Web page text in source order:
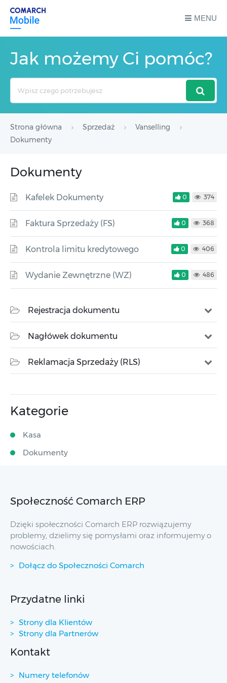
MENU
Jak możemy Ci pomóc?
Strona główna Sprzedaż
Vanselling
Dokumenty
Dokumenty
Kafelek Dokumenty 0 374
Faktura Sprzedaży (FS) 0 368
Kontrola limitu kredytowego 0 406
Wydanie Zewnętrzne (WZ) 0 486
Rejestracja dokumentu
Nagłówek dokumentu
Reklamacja Sprzedaży (RLS)
Kategorie
Kasa
Dokumenty
Społeczność Comarch ERP
Dzięki społeczności Comarch ERP rozwiązujemy
problemy, dzielimy się pomysłami oraz informujemy o
nowościach.
Dołącz do Społeczności Comarch
Przydatne linki
Strony dla Klientów
Strony dla Partnerów
Kontakt
Numery telefonów